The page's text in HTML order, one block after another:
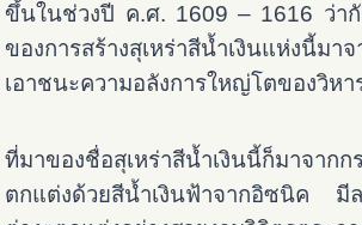
ขึ้นในช่วงปี ค.ศ. 1609 – 1616 ว่ากั
ของการสร้างสุเหร่าสีน้ำเงินแห่งนี้มา
เอาชนะความอลังการใหญ่โตของวิหา
ที่มาของชื่อสุเหร่าสีน้ำเงินนี้ก็มาจากก
ตกแต่งด้วยสีน้ำเงินฟ้าจากอิซนิค มีล